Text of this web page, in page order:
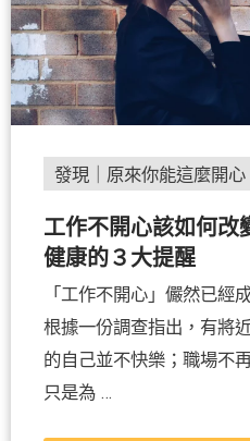
發現｜原來你能這麼開心
工作不開心該如何改
健康的３大提醒
「工作不開心」儼然已經
根據一份調查指出，有將
的自己並不快樂；職場不
只是為 …